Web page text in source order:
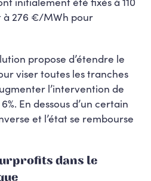
276 €/MWh pour
propose d’étendre le
viser toutes les tranches
l’intervention de
En dessous d’un certain
et l’état se rembourse
dans le